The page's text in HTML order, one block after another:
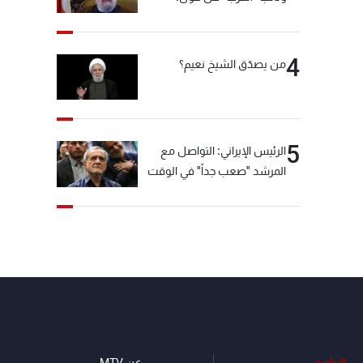
4من يصدّق الشيخ نعيم؟
5الرئيس الإيراني: التواصل مع
المرشد "صعب جداً" في الوقت